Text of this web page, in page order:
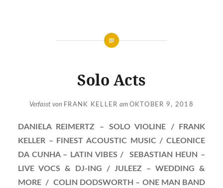
Solo Acts
Verfasst von FRANK KELLER am OKTOBER 9, 2018
DANIELA REIMERTZ – SOLO VIOLINE / FRANK
KELLER – FINEST ACOUSTIC MUSIC / CLEONICE
DA CUNHA – LATIN VIBES / SEBASTIAN HEUN –
LIVE VOCS & DJ-ING / JULEEZ – WEDDING &
MORE / COLIN DODSWORTH – ONE MAN BAND